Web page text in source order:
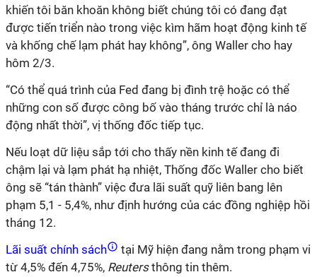
khiến tôi băn khoăn không biết chúng tôi có đang đạt
được tiến triển nào trong việc kìm hãm hoạt động kinh tế
và khống chế lạm phát hay không”, ông Waller cho hay
hôm 2/3.
“Có thể quá trình của Fed đang bị đình trệ hoặc có thể
những con số được công bố vào tháng trước chỉ là náo
động nhất thời”, vị thống đốc tiếp tục.
Nếu loạt dữ liệu sắp tới cho thấy nền kinh tế đang đi
chậm lại và lạm phát hạ nhiệt, Thống đốc Waller cho biết
ông sẽ “tán thành” việc đưa lãi suất quỹ liên bang lên
phạm 5,1 - 5,4%, như định hướng của các đồng nghiệp hồi
tháng 12.
Lãi suất chính sách
tại Mỹ hiện đang nằm trong phạm vi
từ 4,5% đến 4,75%, Reutersthông tin thêm.